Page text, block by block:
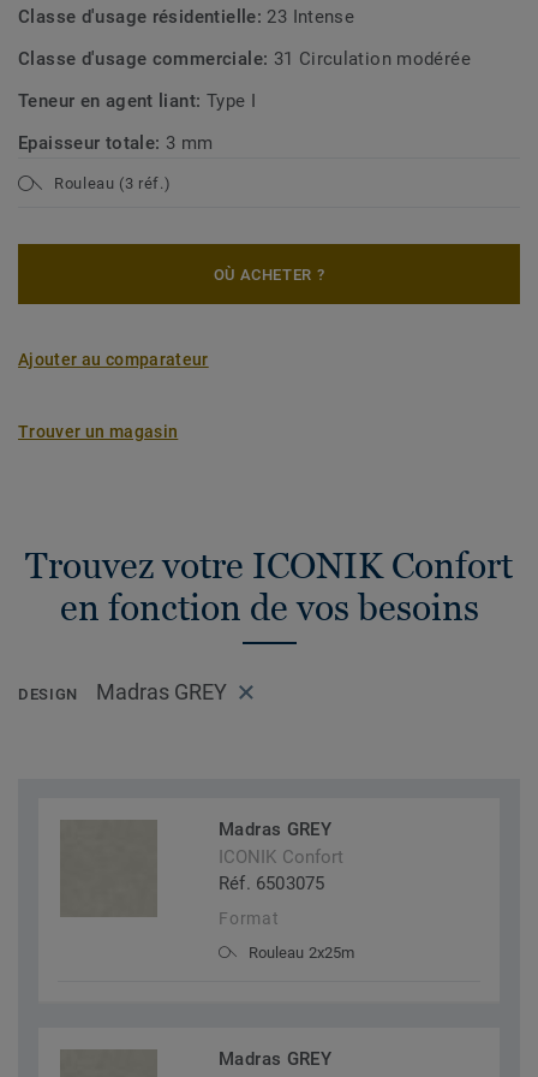
Classe d'usage résidentielle: 23 Intense
Classe d'usage commerciale: 31 Circulation modérée
Teneur en agent liant: Type I
Epaisseur totale: 3 mm
Rouleau (3 réf.)
OÙ ACHETER ?
Ajouter au comparateur
Trouver un magasin
Trouvez votre ICONIK Confort
en fonction de vos besoins
DESIGN Madras GREY
Madras GREY
ICONIK Confort
Réf. 6503075
Format
Rouleau 2x25m
Madras GREY